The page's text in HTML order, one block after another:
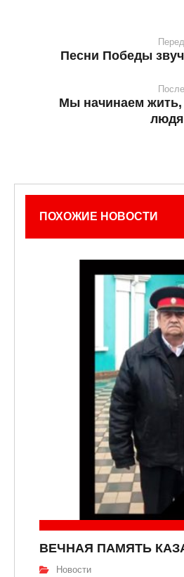
Перед
Песни Победы
После
Мы начинаем жить,
ПОХОЖИЕ НОВОСТИ
ВЕЧНАЯ ПАМЯТЬ
Новости